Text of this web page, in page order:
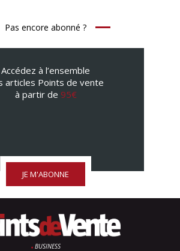
Pas encore abonné ?
Accédez à l’ensemble
articles Points de vente
à partir de 95€
JE M'ABONNE
BUSINESS